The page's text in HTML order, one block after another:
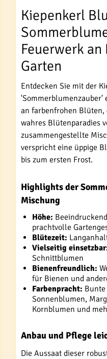
Kiepenkerl
Feuerwerk
Garten
Entdecken Sie mit der
'Sommerblumenzauber'
an farbenfrohen
wahres Blütenparadies
zusammengestellte
verspricht eine üppige
bis zum ersten Frost.
Highlights der
Mischung
Höhe:
prachtvolle
Blütezeit:
Vielseitig
Schnittblumen
Bienenfreundlich:
für Bienen und
Farbenpracht:
Sonnenblumen,
Kornblumen und
Anbau und Pflege
Die Aussaat dieser